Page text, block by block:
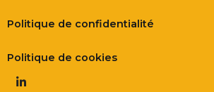
Politique de confidentialité
Politique de cookies